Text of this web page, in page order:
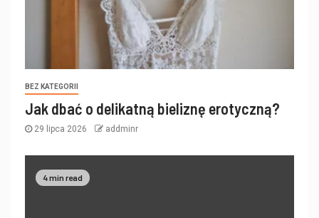
BEZ KATEGORII
Jak dbać o delikatną bieliznę erotyczną?
29 lipca 2026 addminr
4 min read